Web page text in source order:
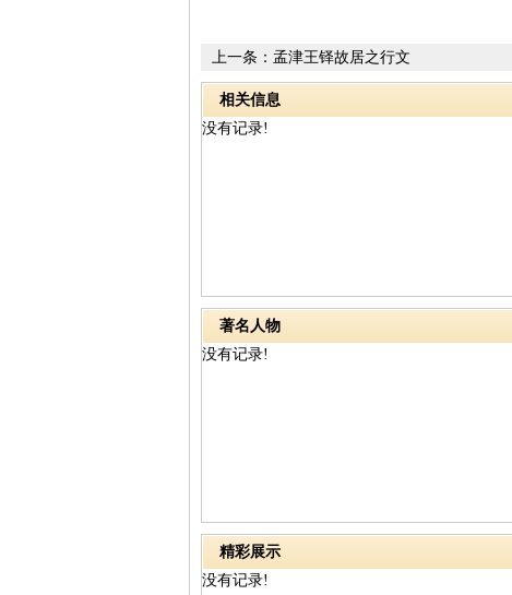
上一条： 孟津王铎故居之行文
相关信息
没有记录!
著名人物
没有记录!
精彩展示
没有记录!